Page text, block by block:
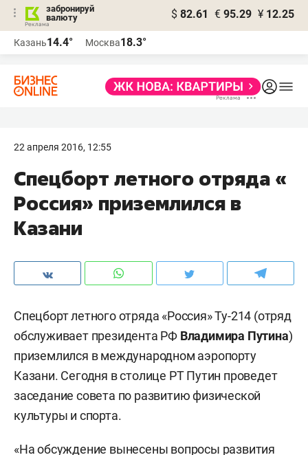
забронируй
валюту
$ 82.61 € 95.29 ¥ 12.25
Казань14.4° Москва18.3°
22 апреля 2016, 12:55
Спецборт летного отряда «​
Россия» приземлился в
Казани
Спецборт летного отряда «Россия» Ту-214 (отряд
обслуживает президента РФ Владимира Путина)
приземлился в международном аэропорту
Казани. Сегодня в столице РТ Путин проведет
заседание совета по развитию физической
культуры и спорта.
«На обсуждение вынесены вопросы развития